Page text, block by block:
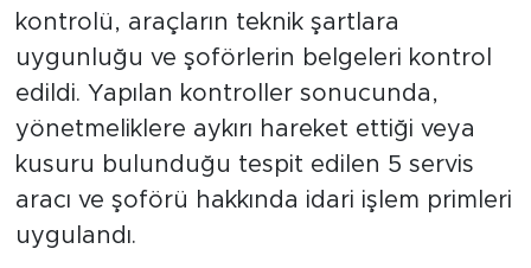
kontrolü, araçların teknik şartlara
uygunluğu ve şoförlerin belgeleri kontrol
edildi. Yapılan kontroller sonucunda,
yönetmeliklere aykırı hareket ettiği veya
kusuru bulunduğu tespit edilen 5 servis
aracı ve şoförü hakkında idari işlem primleri
uygulandı.